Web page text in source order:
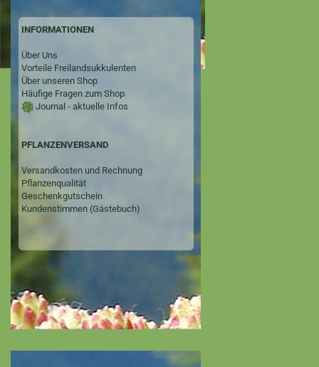
INFORMATIONEN
Über Uns
Vorteile Freilandsukkulenten
Über unseren Shop
Häufige Fragen zum Shop
Journal - aktuelle Infos
PFLANZENVERSAND
Versandkosten und Rechnung
Pflanzenqualität
Geschenkgutschein
Kundenstimmen (Gästebuch)